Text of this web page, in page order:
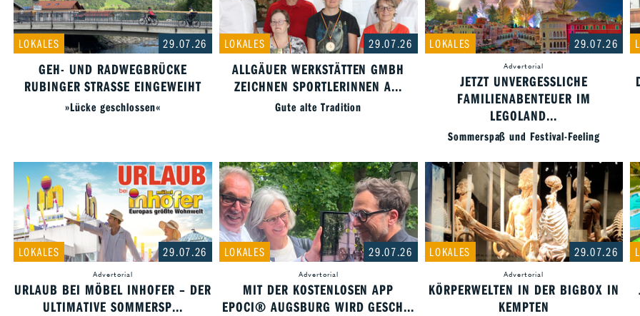
LOKALES 29.07.26
GEH- UND RADWEGBRÜCKE
RUBINGER STRASSE EINGEWEIHT
»Lücke geschlossen«
LOKALES 29.07.26
ALLGÄUER WERKSTÄTTEN GMBH
ZEICHNEN SPORTLERINNEN A...
Gute alte Tradition
LOKALES 29.07.26
Advertorial
JETZT UNVERGESSLICHE
FAMILIENABENTEUER IM
LEGOLAND...
Sommerspaß und Festival-Feeling
LOKALES 29.07.26
Advertorial
URLAUB BEI MÖBEL INHOFER – DER
ULTIMATIVE SOMMERSP...
LOKALES 29.07.26
Advertorial
MIT DER KOSTENLOSEN APP
EPOCI® AUGSBURG WIRD GESCH...
LOKALES 29.07.26
Advertorial
KÖRPERWELTEN IN DER BIGBOX IN
KEMPTEN